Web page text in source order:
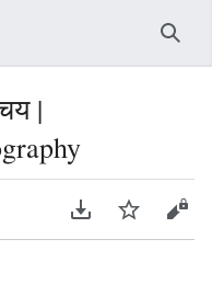
|
Download PDF
Watch